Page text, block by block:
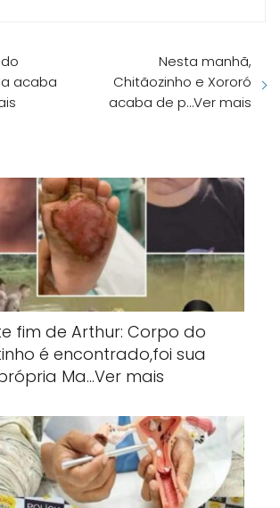
acaba
Nesta manhã,
Chitãozinho e Xororó
acaba de p…Ver mais
fim de Arthur: Corpo do
é encontrado,foi sua
Ma…Ver mais